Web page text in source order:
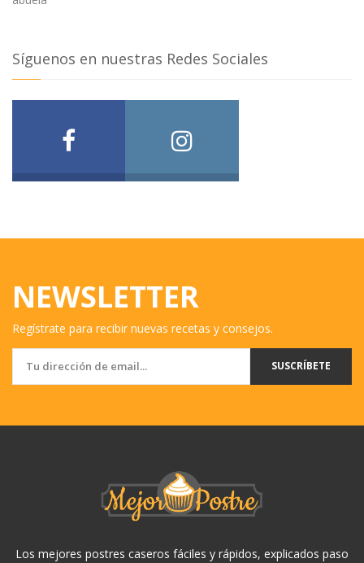
Síguenos en nuestras Redes Sociales
NEWSLETTER
Regístrate para recibir nuevas recetas y consejos.
SUSCRÍBETE
Los mejores postres caseros fáciles y rápidos, explicados paso